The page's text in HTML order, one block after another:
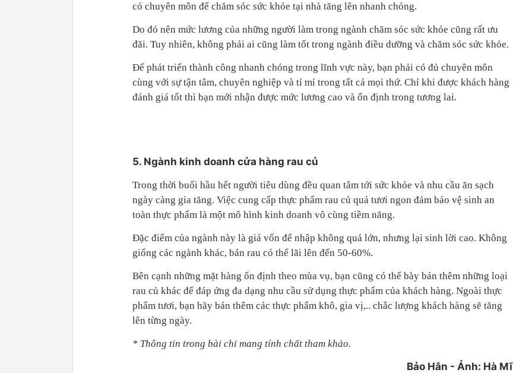
có chuyên môn để chăm sóc sức khỏe tại nhà tăng lên nhanh chóng.
Do đó nên mức lương của những người làm trong ngành chăm sóc sức khỏe cũng rất ưu
đãi. Tuy nhiên, không phải ai cũng làm tốt trong ngành điều dưỡng và chăm sóc sức khỏe.
Để phát triển thành công nhanh chóng trong lĩnh vực này, bạn phải có đủ chuyên môn
cùng với sự tận tâm, chuyên nghiệp và tỉ mỉ trong tất cả mọi thứ. Chỉ khi được khách hàng
đánh giá tốt thì bạn mới nhận được mức lương cao và ổn định trong tương lai.
5. Ngành kinh doanh cửa hàng rau củ
Trong thời buổi hầu hết người tiêu dùng đều quan tâm tới sức khỏe và nhu cầu ăn sạch
ngày càng gia tăng. Việc cung cấp thực phẩm rau củ quả tươi ngon đảm bảo vệ sinh an
toàn thực phẩm là một mô hình kinh doanh vô cùng tiềm năng.
Đặc điểm của ngành này là giá vốn để nhập không quá lớn, nhưng lại sinh lời cao. Không
giống các ngành khác, bán rau có thể lãi lên đến 50-60%.
Bên cạnh những mặt hàng ổn định theo mùa vụ, bạn cũng có thể bày bán thêm những loại
rau củ khác để đáp ứng đa dạng nhu cầu sử dụng thực phẩm của khách hàng. Ngoài thực
phẩm tươi, bạn hãy bán thêm các thực phẩm khô, gia vị,.. chắc lượng khách hàng sẽ tăng
lên từng ngày.
* Thông tin trong bài chỉ mang tính chất tham khảo.
Bảo Hân - Ảnh: Hà Mĩ